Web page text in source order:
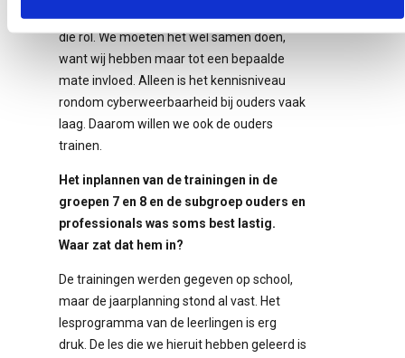
jongerenwerkers hebben ook een beetje
die rol. We moeten het wel samen doen,
want wij hebben maar tot een bepaalde
mate invloed. Alleen is het kennisniveau
rondom cyberweerbaarheid bij ouders vaak
laag. Daarom willen we ook de ouders
trainen.
Het inplannen van de trainingen in de
groepen 7 en 8 en de subgroep ouders en
professionals was soms best lastig.
Waar zat dat hem in?
De trainingen werden gegeven op school,
maar de jaarplanning stond al vast. Het
lesprogramma van de leerlingen is erg
druk. De les die we hieruit hebben geleerd is